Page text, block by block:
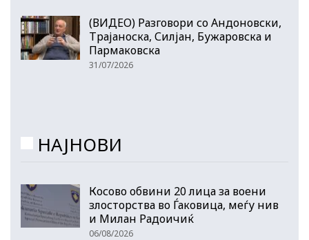
(ВИДЕО) Разговори со Андоновски,
Трајаноска, Силјан, Бужаровска и
Пармаковска
31/07/2026
НАЈНОВИ
Косово обвини 20 лица за воени
злосторства во Ѓаковица, меѓу нив
и Милан Радоичиќ
06/08/2026